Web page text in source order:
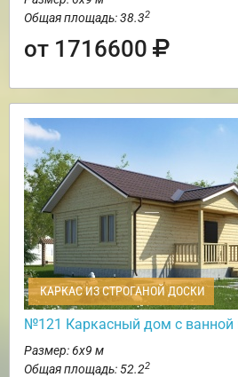
Общая площадь: 38.32
от 1716600
КАРКАС ИЗ СТРОГАНОЙ ДОСКИ
№121 Каркасный дом с ванной
Размер: 6х9 м
Общая площадь: 52.22